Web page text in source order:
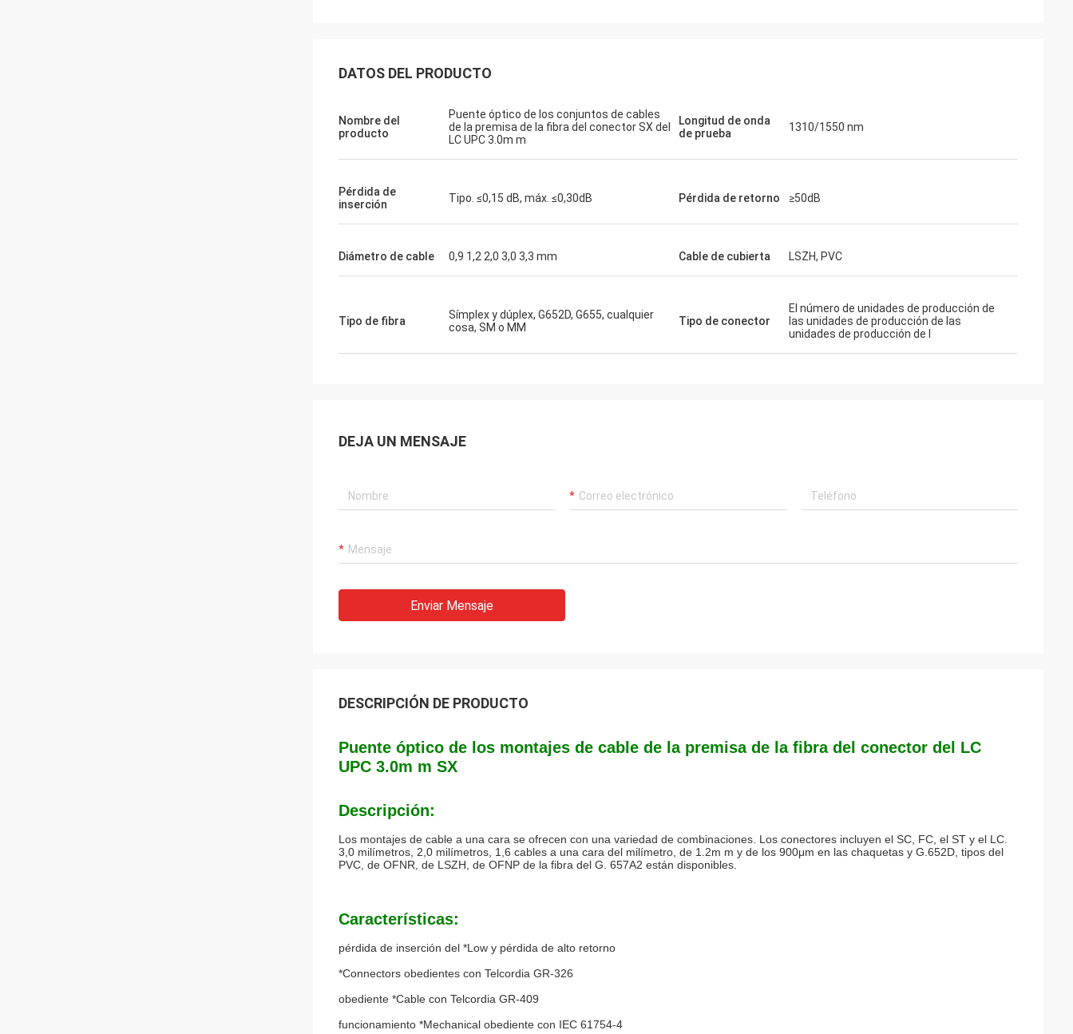
DATOS DEL PRODUCTO
Nombre del
producto
Puente óptico de los conjuntos de cables
de la premisa de la fibra del conector SX del
LC UPC 3.0m m
Longitud de onda
de prueba
1310/1550 nm
Pérdida de
inserción
Tipo. ≤0,15 dB, máx. ≤0,30dB Pérdida de retorno ≥50dB
Diámetro de cable 0,9 1,2 2,0 3,0 3,3 mm Cable de cubierta LSZH, PVC
Tipo de fibra
Símplex y dúplex, G652D, G655, cualquier
cosa, SM o MM
Tipo de conector
El número de unidades de producción de
las unidades de producción de las
unidades de producción de l
DEJA UN MENSAJE
Enviar Mensaje
DESCRIPCIÓN DE PRODUCTO
Puente óptico de los montajes de cable de la premisa de la fibra del conector del LC
UPC 3.0m m SX
Descripción:
Los montajes de cable a una cara se ofrecen con una variedad de combinaciones. Los conectores incluyen el SC, FC, el ST y el LC.
3,0 milímetros, 2,0 milímetros, 1,6 cables a una cara del milímetro, de 1.2m m y de los 900μm en las chaquetas y G.652D, tipos del
PVC, de OFNR, de LSZH, de OFNP de la fibra del G. 657A2 están disponibles.
Características:
pérdida de inserción del *Low y pérdida de alto retorno
*Connectors obedientes con Telcordia GR-326
obediente *Cable con Telcordia GR-409
funcionamiento *Mechanical obediente con IEC 61754-4